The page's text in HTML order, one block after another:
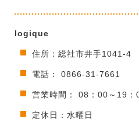
logique
住所：総社市井手1041-4
電話： 0866-31-7661
営業時間： 08：00～19
定休日：水曜日